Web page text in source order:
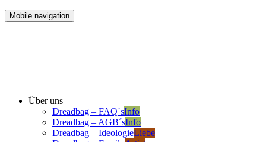
Mobile navigation
Über uns
Dreadbag – FAQ´sInfo
Dreadbag – AGB´sInfo
Dreadbag – IdeologieLiebe